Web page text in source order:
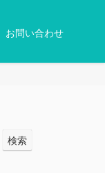
お問い合わせ
検索